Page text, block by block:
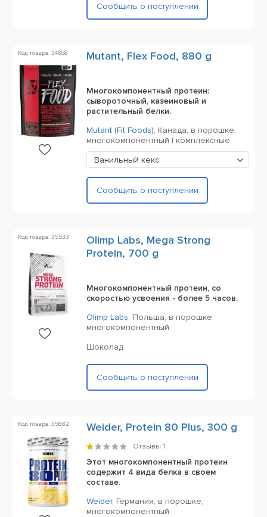
Сообщить о поступлении
Код товара: 34658 Mutant, Flex Food, 880 g
Многокомпонентный протеин:
сывороточный, казеиновый и
растительный белки.
Mutant (Fit Foods), Канада, в порошке,
многокомпонентный | комплексные
Ванильный кекс
Сообщить о поступлении
Код товара: 35533
Olimp Labs, Mega Strong
Protein, 700 g
Многокомпонентный протеин, со
скоростью усвоения - более 5 часов.
Olimp Labs, Польша, в порошке,
многокомпонентный
Шоколад
Сообщить о поступлении
Код товара: 35882 Weider, Protein 80 Plus, 300 g
Отзывы 1
Этот многокомпонентный протеин
содержит 4 вида белка в своем
составе.
Weider, Германия, в порошке,
многокомпонентный